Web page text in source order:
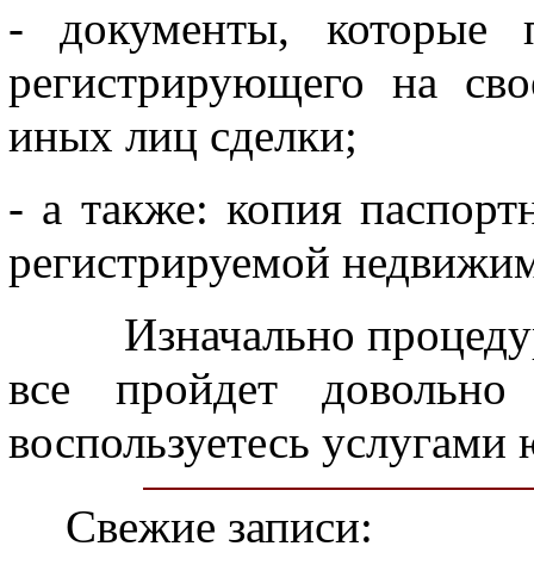
- документы, которые
регистрирующего на
иных лиц сделки;
- а также: копия
регистрируемой
Изначально
все пройдет
воспользуетесь
Свежие записи: